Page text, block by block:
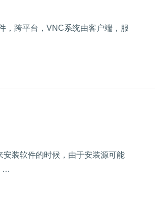
，跨平台，VNC系统由客户端，服
装软件的时候，由于安装源可能
…